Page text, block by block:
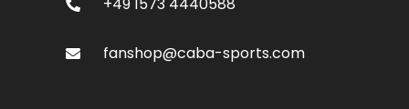
+49 1573 4440588
fanshop@caba-sports.com